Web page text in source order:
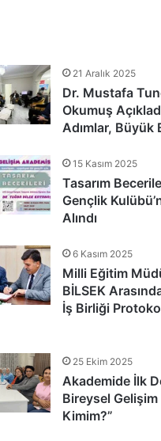
Tamamladı
Şair ve
21 Aralık 2025
Dr. Mustafa
Okumuş
Adımlar, Büyük
15 Kasım 2025
Tasarım
Gençlik
Alındı
6 Kasım 2025
Milli Eğitim
BİLSEK
İş Birliği
25 Ekim 2025
Akademide İlk
Bireysel Gelişim
Kimim?”